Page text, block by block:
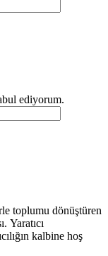
ediyorum.
toplumu dönüştüren
Yaratıcı
kalbine hoş